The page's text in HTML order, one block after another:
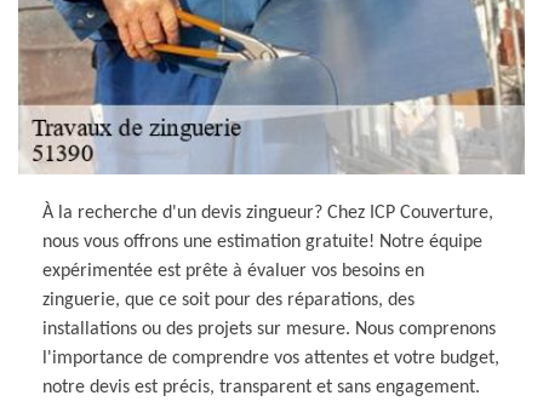
À la recherche d'un devis zingueur? Chez ICP Couverture,
nous vous offrons une estimation gratuite! Notre équipe
expérimentée est prête à évaluer vos besoins en
zinguerie, que ce soit pour des réparations, des
installations ou des projets sur mesure. Nous comprenons
l'importance de comprendre vos attentes et votre budget,
notre devis est précis, transparent et sans engagement.